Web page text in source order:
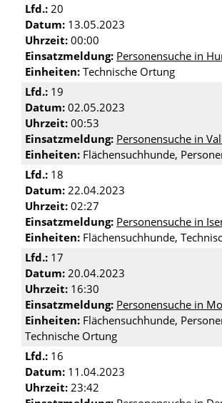
Lfd.: 20
Datum: 13.05.2023
Uhrzeit: 00:00
Einsatzmeldung: Personensuche in
Einheiten: Technische Ortung
Lfd.: 19
Datum: 02.05.2023
Uhrzeit: 00:53
Einsatzmeldung: Personensuche in
Einheiten: Flächensuchhunde,
Lfd.: 18
Datum: 22.04.2023
Uhrzeit: 02:27
Einsatzmeldung: Personensuche in
Einheiten: Flächensuchhunde,
Lfd.: 17
Datum: 20.04.2023
Uhrzeit: 16:30
Einsatzmeldung: Personensuche in
Einheiten: Flächensuchhunde,
Technische Ortung
Lfd.: 16
Datum: 11.04.2023
Uhrzeit: 23:42